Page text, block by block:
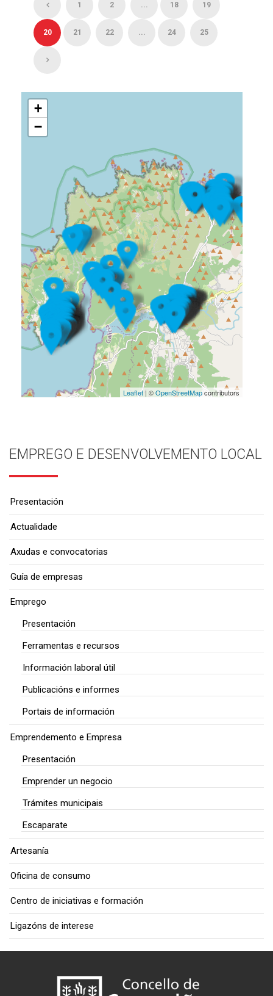
1 2 ... 18 19
20 21 22 ... 24 25
+
−
Leaflet| ©OpenStreetMapcontributors
EMPREGO E DESENVOLVEMENTO LOCAL
Presentación
Actualidade
Axudas e convocatorias
Guía de empresas
Emprego
Presentación
Ferramentas e recursos
Información laboral útil
Publicacións e informes
Portais de información
Emprendemento e Empresa
Presentación
Emprender un negocio
Trámites municipais
Escaparate
Artesanía
Oficina de consumo
Centro de iniciativas e formación
Ligazóns de interese